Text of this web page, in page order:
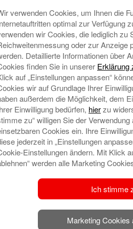
/ Schimanke
kulturelle Teilhabe und
Euro unterstützt die Weser-
Kultursofa 2.0 – Eine
Im Rahmen einer offiziellen
Simone Lunau und
die Förderzusage an den
Auftakt des „Fliegenden
das 2024 im Rahmen des
Aufgrund der positiven
und verstetigt. Ziel ist es,
zu stärken, Bürgerinnen
kreative Prozesse zu setzen.
verwenden Cookies, um Ihnen die
optimal zur Verfügung
wir Cookies, die lediglich zu
oder zur Anzeige
Detaillierte Informationen über
finden Sie in unserer Erklärung
auf „Einstellungen anpassen“
wir auf Grundlage Ihrer
außerdem die Möglichkeit, dem
Einwilligung bedürfen, hierzu
zu“ willigen Sie der
Cookies ein. Ihre
jederzeit in „Einstellungen
Einstellungen ändern. Mit Klick
werden alle Marketing
Ich stimme
Marketing Cookies